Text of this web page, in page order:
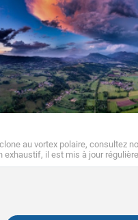
au vortex polaire, consultez
exhaustif, il est mis à jour
Vous y trouverez également des